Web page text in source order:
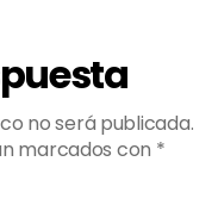
no será publicada.
marcados con *